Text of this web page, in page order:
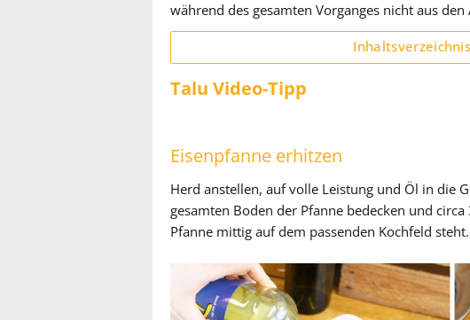
während des gesamten Vorganges nicht aus den
Inhaltsverzeichnis
Talu Video-Tipp
Eisenpfanne erhitzen
Herd anstellen, auf volle Leistung und Öl in die
gesamten Boden der Pfanne bedecken und
Pfanne mittig auf dem passenden Kochfeld steht.